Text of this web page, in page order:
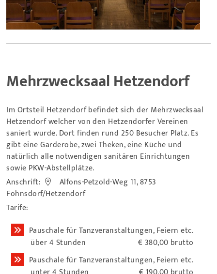
Mehrzwecksaal Hetzendorf
Im Ortsteil Hetzendorf befindet sich der Mehrzwecksaal
Hetzendorf welcher von den Hetzendorfer Vereinen
saniert wurde. Dort finden rund 250 Besucher Platz. Es
gibt eine Garderobe, zwei Theken, eine Küche und
natürlich alle notwendigen sanitären Einrichtungen
sowie PKW-Abstellplätze.
Anschrift:
Alfons-Petzold-Weg 11, 8753
Fohnsdorf/Hetzendorf
Tarife:
Pauschale für Tanzveranstaltungen, Feiern etc.
über 4 Stunden € 380,00 brutto
Pauschale für Tanzveranstaltungen, Feiern etc.